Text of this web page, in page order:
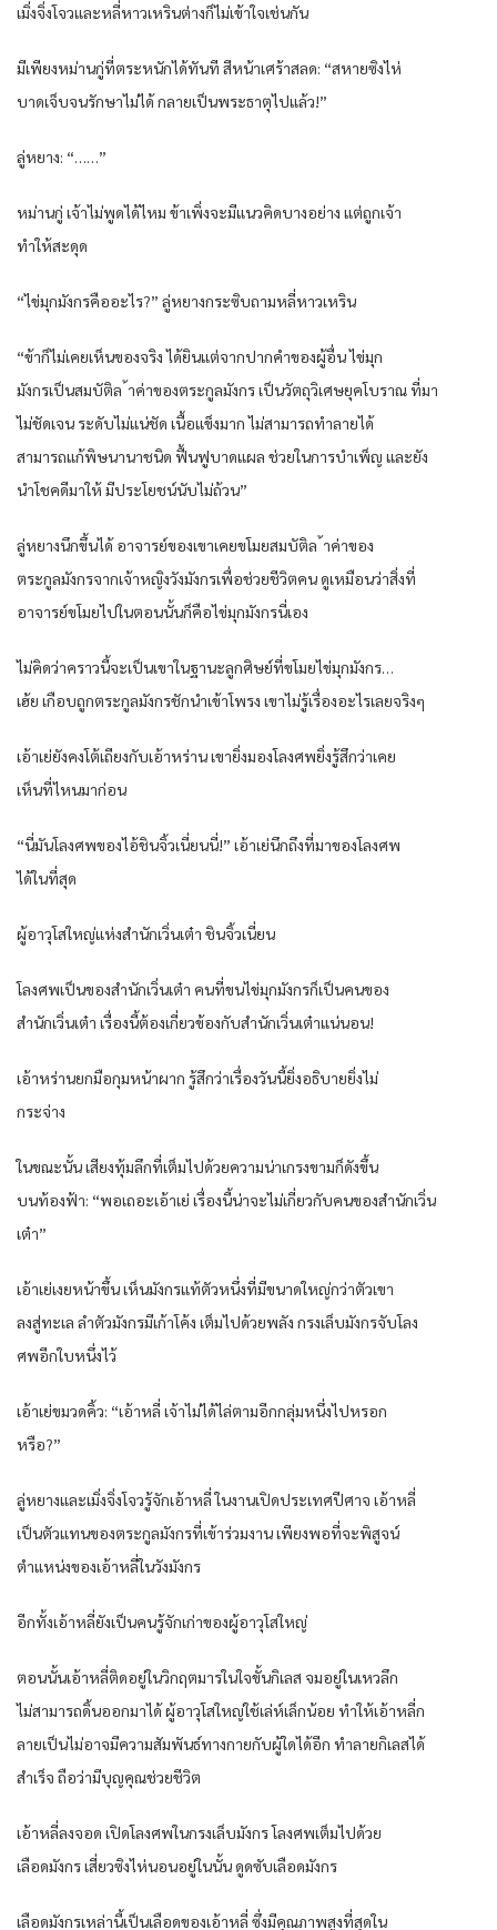
เมิ่งจิ่งโจวและหลี่หาวเหรินต่างก็ไม่เข้าใจเช่นกัน
มีเพียงหม่านกู่ที่ตระหนักได้ทันที สีหน้าเศร้าสลด: “สหายซิงไห่
บาดเจ็บจนรักษาไม่ได้ กลายเป็นพระธาตุไปแล้ว!”
ลู่หยาง: “……”
หม่านกู่ เจ้าไม่พูดได้ไหม ข้าเพิ่งจะมีแนวคิดบางอย่าง แต่ถูกเจ้า
ทำให้สะดุด
“ไข่มุกมังกรคืออะไร?” ลู่หยางกระซิบถามหลี่หาวเหริน
“ข้าก็ไม่เคยเห็นของจริง ได้ยินแต่จากปากคำของผู้อื่น ไข่มุก
มังกรเป็นสมบัติล ้าค่าของตระกูลมังกร เป็นวัตถุวิเศษยุคโบราณ ที่มา
ไม่ชัดเจน ระดับไม่แน่ชัด เนื้อแข็งมาก ไม่สามารถทำลายได้
สามารถแก้พิษนานาชนิด ฟื้นฟูบาดแผล ช่วยในการบำเพ็ญ และยัง
นำโชคดีมาให้ มีประโยชน์นับไม่ถ้วน”
ลู่หยางนึกขึ้นได้ อาจารย์ของเขาเคยขโมยสมบัติล ้าค่าของ
ตระกูลมังกรจากเจ้าหญิงวังมังกรเพื่อช่วยชีวิตคน ดูเหมือนว่าสิ่งที่
อาจารย์ขโมยไปในตอนนั้นก็คือไข่มุกมังกรนี่เอง
ไม่คิดว่าคราวนี้จะเป็นเขาในฐานะลูกศิษย์ที่ขโมยไข่มุกมังกร…
เฮ้ย เกือบถูกตระกูลมังกรชักนำเข้าโพรง เขาไม่รู้เรื่องอะไรเลยจริงๆ
เอ้าเย่ยังคงโต้เถียงกับเอ้าหร่าน เขายิ่งมองโลงศพยิ่งรู้สึกว่าเคย
เห็นที่ไหนมาก่อน
“นี่มันโลงศพของไอ้ชินจิ้วเนี่ยนนี่!” เอ้าเย่นึกถึงที่มาของโลงศพ
ได้ในที่สุด
ผู้อาวุโสใหญ่แห่งสำนักเวิ่นเต๋า ชินจิ้วเนี่ยน
โลงศพเป็นของสำนักเวิ่นเต๋า คนที่ขนไข่มุกมังกรก็เป็นคนของ
สำนักเวิ่นเต๋า เรื่องนี้ต้องเกี่ยวข้องกับสำนักเวิ่นเต๋าแน่นอน!
เอ้าหร่านยกมือกุมหน้าผาก รู้สึกว่าเรื่องวันนี้ยิ่งอธิบายยิ่งไม่
กระจ่าง
ในขณะนั้น เสียงทุ้มลึกที่เต็มไปด้วยความน่าเกรงขามก็ดังขึ้น
บนท้องฟ้า: “พอเถอะเอ้าเย่ เรื่องนี้น่าจะไม่เกี่ยวกับคนของสำนักเวิ่น
เต๋า”
เอ้าเย่เงยหน้าขึ้น เห็นมังกรแท้ตัวหนึ่งที่มีขนาดใหญ่กว่าตัวเขา
ลงสู่ทะเล ลำตัวมังกรมีเก้าโค้ง เต็มไปด้วยพลัง กรงเล็บมังกรจับโลง
ศพอีกใบหนึ่งไว้
เอ้าเย่ขมวดคิ้ว: “เอ้าหลี่ เจ้าไม่ได้ไล่ตามอีกกลุ่มหนึ่งไปหรอก
หรือ?”
ลู่หยางและเมิ่งจิ่งโจวรู้จักเอ้าหลี่ ในงานเปิดประเทศปีศาจ เอ้าหลี่
เป็นตัวแทนของตระกูลมังกรที่เข้าร่วมงาน เพียงพอที่จะพิสูจน์
ตำแหน่งของเอ้าหลี่ในวังมังกร
อีกทั้งเอ้าหลี่ยังเป็นคนรู้จักเก่าของผู้อาวุโสใหญ่
ตอนนั้นเอ้าหลี่ติดอยู่ในวิกฤตมารในใจขั้นกิเลส จมอยู่ในเหวลึก
ไม่สามารถดิ้นออกมาได้ ผู้อาวุโสใหญ่ใช้เล่ห์เล็กน้อย ทำให้เอ้าหลี่ก
ลายเป็นไม่อาจมีความสัมพันธ์ทางกายกับผู้ใดได้อีก ทำลายกิเลสได้
สำเร็จ ถือว่ามีบุญคุณช่วยชีวิต
เอ้าหลี่ลงจอด เปิดโลงศพในกรงเล็บมังกร โลงศพเต็มไปด้วย
เลือดมังกร เสี่ยวซิงไห่นอนอยู่ในนั้น ดูดซับเลือดมังกร
เลือดมังกรเหล่านี้เป็นเลือดของเอ้าหลี่ ซึ่งมีคุณภาพสูงที่สุดใน